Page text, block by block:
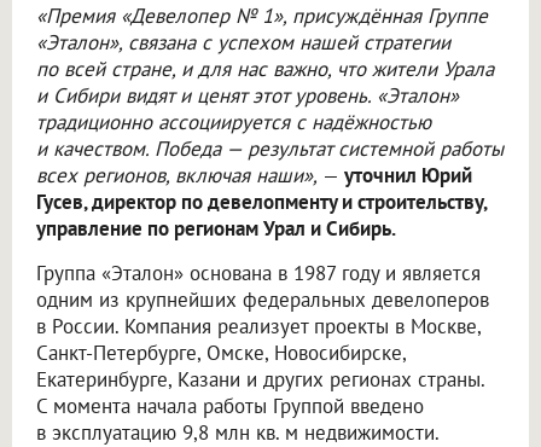
«Премия «Девелопер № 1», присуждённая Группе
«Эталон», связана с успехом нашей стратегии
по всей стране, и для нас важно, что жители Урала
и Сибири видят и ценят этот уровень. «Эталон»
традиционно ассоциируется с надёжностью
и качеством. Победа — результат системной работы
всех регионов, включая наши», — уточнил Юрий
Гусев, директор по девелопменту и строительству,
управление по регионам Урал и Сибирь.
Группа «Эталон» основана в 1987 году и является
одним из крупнейших федеральных девелоперов
в России. Компания реализует проекты в Москве,
Санкт-Петербурге, Омске, Новосибирске,
Екатеринбурге, Казани и других регионах страны.
С момента начала работы Группой введено
в эксплуатацию 9,8 млн кв. м недвижимости.